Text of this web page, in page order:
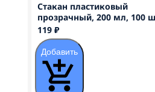
Стакан пластиковый
прозрачный, 200 мл, 100
119 ₽
Добавить